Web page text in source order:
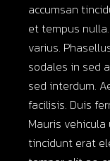
accumsan
et tempus
varius.
sodales in sed
sed interdum.
facilisis. Duis
Mauris
tincidunt erat